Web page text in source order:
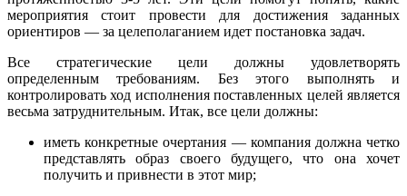
мероприятия стоит провести для достижения заданных
ориентиров — за целеполаганием идет постановка задач.
Все стратегические цели должны удовлетворять
определенным требованиям. Без этого выполнять и
контролировать ход исполнения поставленных целей является
весьма затруднительным. Итак, все цели должны:
иметь конкретные очертания — компания должна четко
представлять образ своего будущего, что она хочет
получить и привнести в этот мир;